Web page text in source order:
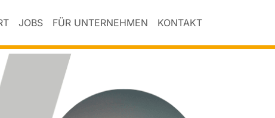
JOBS FÜR UNTERNEHMEN KONTAKT